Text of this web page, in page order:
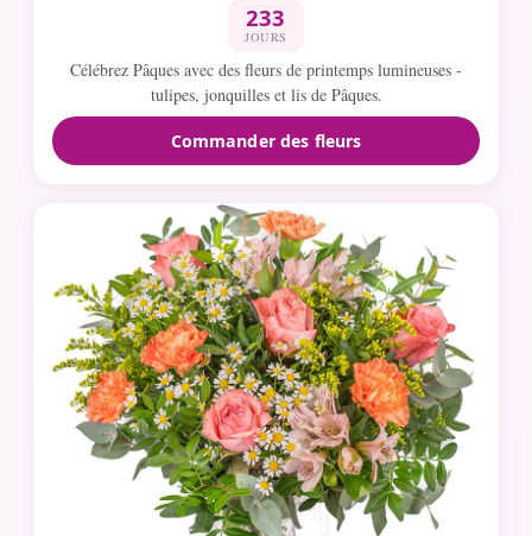
233
JOURS
Célébrez Pâques avec des fleurs de printemps lumineuses -
tulipes, jonquilles et lis de Pâques.
Commander des fleurs